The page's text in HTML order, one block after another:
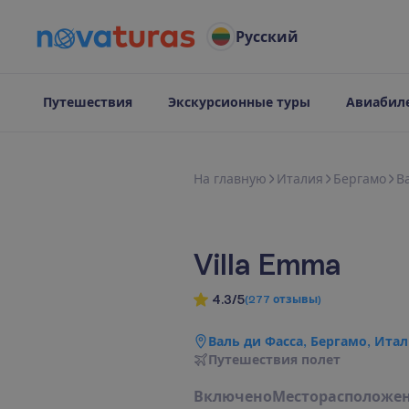
Русский
Путешествия Экскурсионные туры
На главную Италия Бергамо
Villa Emma
4.3/5(277 отзывы)
Валь ди Фасса, Бергамо,
Путешествия полет
ВключеноМесторасположен